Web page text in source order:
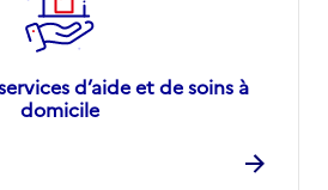
d’aide et de soins à
domicile